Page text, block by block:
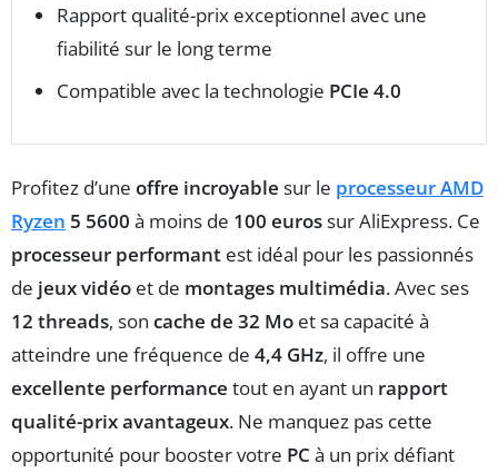
Rapport qualité-prix exceptionnel avec une
fiabilité sur le long terme
Compatible avec la technologie PCIe 4.0
Profitez d’une offre incroyable sur le processeur AMD
Ryzen 5 5600 à moins de 100 eurossur AliExpress. Ce
processeur performant est idéal pour les passionnés
de jeux vidéo et de montages multimédia. Avec ses
12 threads, son cache de 32 Mo et sa capacité à
atteindre une fréquence de 4,4 GHz, il offre une
excellente performance tout en ayant un rapport
qualité-prix avantageux. Ne manquez pas cette
opportunité pour booster votre PC à un prix défiant